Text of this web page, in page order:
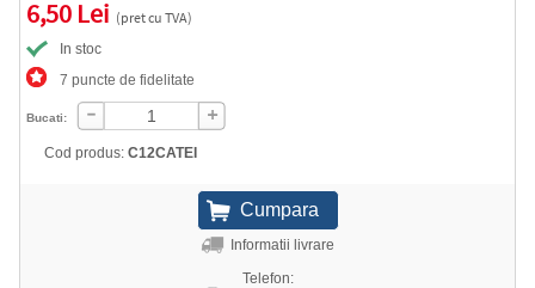
6,50 Lei (pret cu TVA)
In stoc
7 puncte de fidelitate
Bucati:
Cod produs: C12CATEI
Informatii livrare
Telefon: